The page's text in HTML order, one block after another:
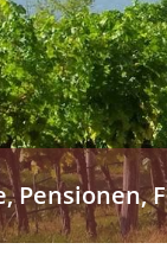
Pensionen,